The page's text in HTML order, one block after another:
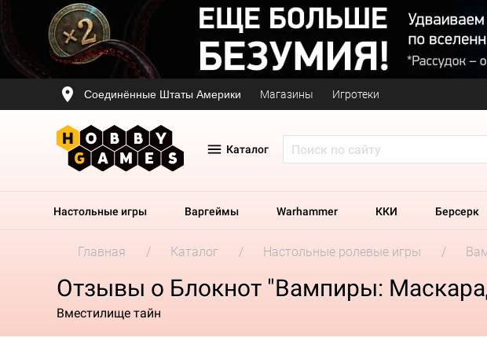
Соединённые Штаты Америки Магазины Игротеки
Каталог
Настольные игры Варгеймы Warhammer ККИ Берсерк
Главная Каталог Настольные ролевые игры
Отзывы о Блокнот "Вампиры:
Вместилище тайн